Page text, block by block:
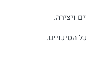
ויצירה.
הסיכויים.